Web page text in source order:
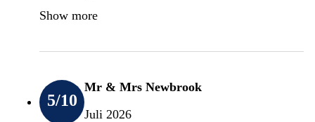
Show more
5/10
Mr & Mrs Newbrook
Juli 2026